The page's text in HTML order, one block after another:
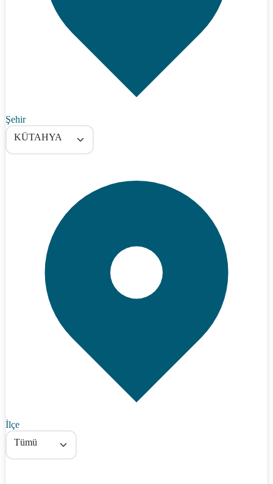
Şehir
KÜTAHYA
İlçe
Tümü